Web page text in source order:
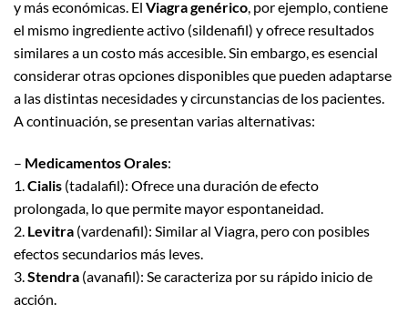
y más económicas. El Viagra genérico, por ejemplo, contiene
el mismo ingrediente activo (sildenafil) y ofrece resultados
similares a un costo más accesible. Sin embargo, es esencial
considerar otras opciones disponibles que pueden adaptarse
a las distintas necesidades y circunstancias de los pacientes.
A continuación, se presentan varias alternativas:
– Medicamentos Orales:
1. Cialis (tadalafil): Ofrece una duración de efecto
prolongada, lo que permite mayor espontaneidad.
2. Levitra (vardenafil): Similar al Viagra, pero con posibles
efectos secundarios más leves.
3. Stendra (avanafil): Se caracteriza por su rápido inicio de
acción.